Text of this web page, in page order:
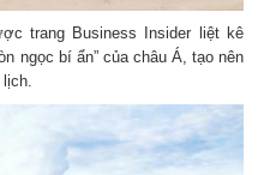
trang Business Insider liệt kê
ngọc bí ẩn” của châu Á, tạo nên